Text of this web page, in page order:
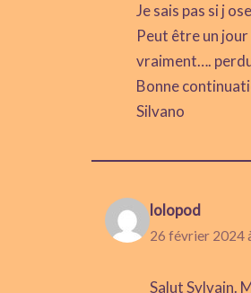
Je sais pas si j
Peut être un
vraiment….
Bonne
Silvano
lolopod
26 février 2024
Salut Sylvain.